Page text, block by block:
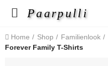
Paarpulli
Home Shop Familienlook
Forever Family T-Shirts